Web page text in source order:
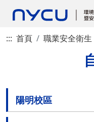
::: 首頁 職業安全衛生
陽明校區